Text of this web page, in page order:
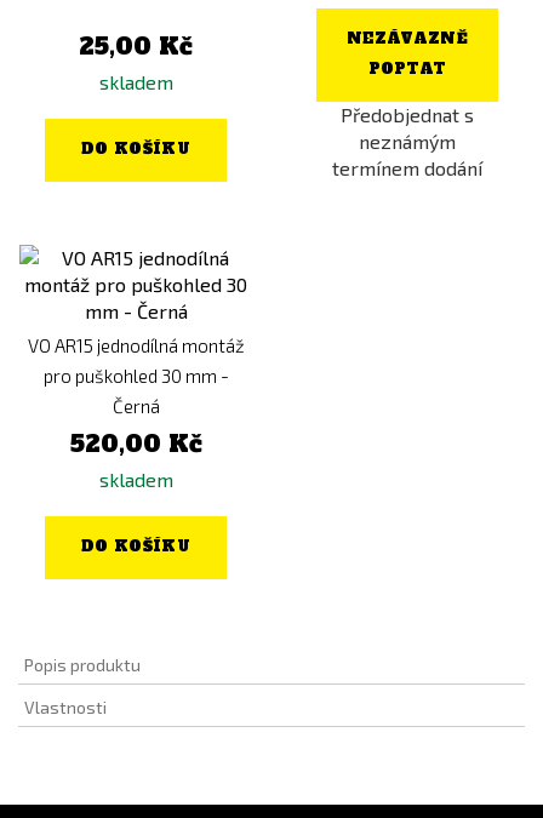
25,00 Kč
skladem
DO KOŠÍKU
NEZÁVAZNĚ
POPTAT
Předobjednat s
neznámým
termínem dodání
VO AR15 jednodílná montáž
pro puškohled 30 mm -
Černá
520,00 Kč
skladem
DO KOŠÍKU
Popis produktu
Vlastnosti